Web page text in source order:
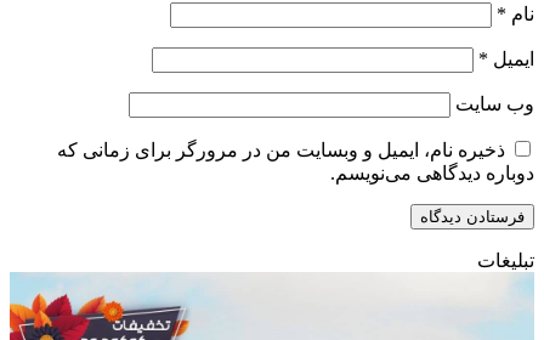
نام *
ایمیل *
وب‌ سایت
ذخیره نام، ایمیل و وبسایت من در مرورگر برای زمانی که
دوباره دیدگاهی می‌نویسم.
تبلیغات